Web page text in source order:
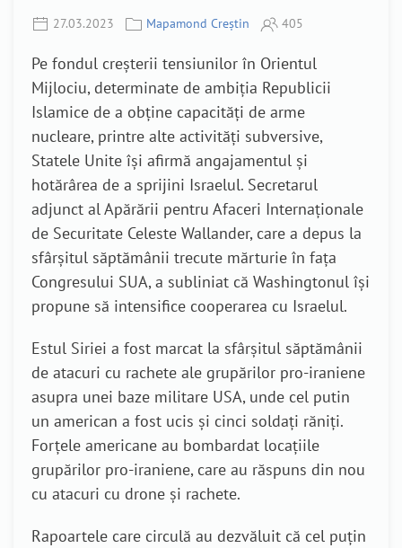
27.03.2023 Mapamond Creștin 405
Pe fondul creșterii tensiunilor în Orientul
Mijlociu, determinate de ambiția Republicii
Islamice de a obține capacități de arme
nucleare, printre alte activități subversive,
Statele Unite își afirmă angajamentul și
hotărârea de a sprijini Israelul. Secretarul
adjunct al Apărării pentru Afaceri Internaționale
de Securitate Celeste Wallander, care a depus la
sfârșitul săptămânii trecute mărturie în fața
Congresului SUA, a subliniat că Washingtonul își
propune să intensifice cooperarea cu Israelul.
Estul Siriei a fost marcat la sfârșitul săptămânii
de atacuri cu rachete ale grupărilor pro-iraniene
asupra unei baze militare USA, unde cel putin
un american a fost ucis și cinci soldați răniți.
Forțele americane au bombardat locațiile
grupărilor pro-iraniene, care au răspuns din nou
cu atacuri cu drone și rachete.
Rapoartele care circulă au dezvăluit că cel puțin